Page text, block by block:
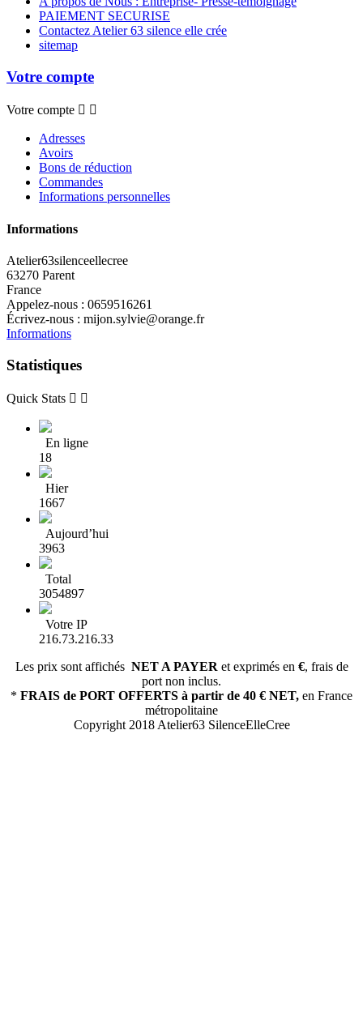
PAIEMENT SECURISE
Contactez Atelier 63 silence elle crée
sitemap
Votre compte
Votre compte  
Adresses
Avoirs
Bons de réduction
Commandes
Informations personnelles
Informations
Atelier63silenceellecree
63270 Parent
France
Appelez-nous : 0659516261
Écrivez-nous : mijon.sylvie@orange.fr
Informations
Statistiques
Quick Stats  
En ligne
18
Hier
1667
Aujourd’hui
3963
Total
3054897
Votre IP
216.73.216.33
Les prix sont affichés NET A PAYER et exprimés en €, frais de
port non inclus.
* FRAIS de PORT OFFERTS à partir de 40 € NET, en France
métropolitaine
Copyright 2018 Atelier63 SilenceElleCree